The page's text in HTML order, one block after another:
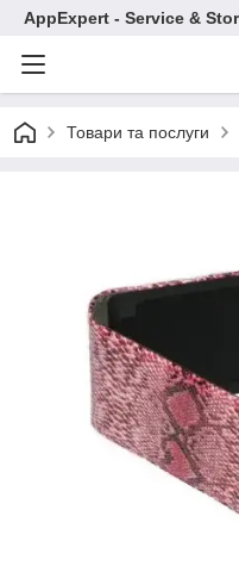
AppExpert - Service &
Товари та послуги